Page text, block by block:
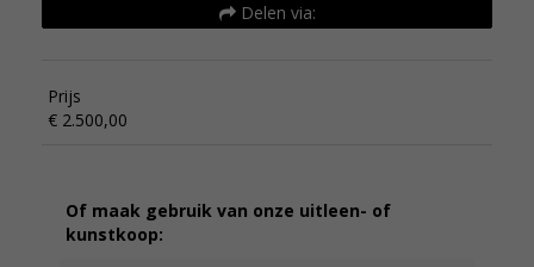
Delen via:
Prijs
€ 2.500,00
Of maak gebruik van onze uitleen- of
kunstkoop: